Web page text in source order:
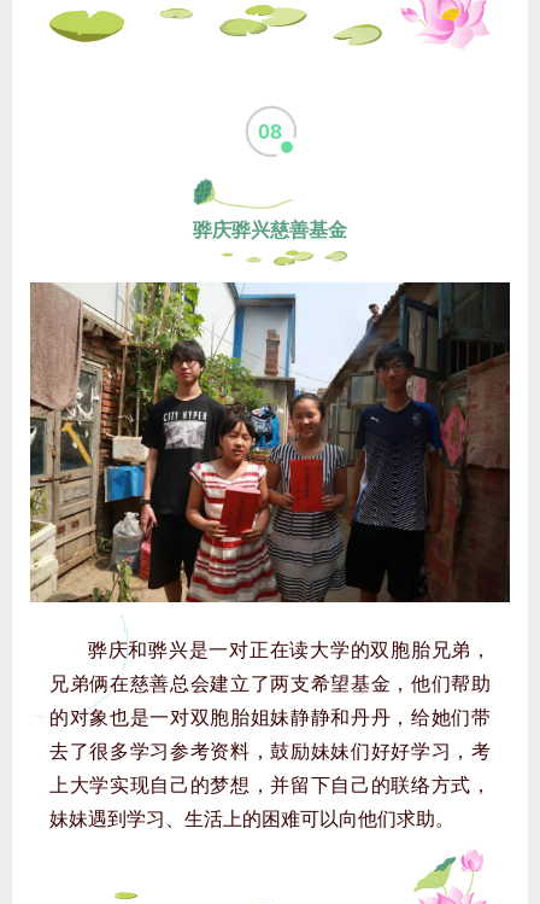
08
骅庆骅兴慈善基金
骅庆和骅兴是一对正在读大学的双胞胎兄弟，
兄弟俩在慈善总会建立了两支希望基金，他们帮助
的对象也是一对双胞胎姐妹静静和丹丹，给她们带
去了很多学习参考资料，鼓励妹妹们好好学习，考
上大学实现自己的梦想，并留下自己的联络方式，
妹妹遇到学习、生活上的困难可以向他们求助。